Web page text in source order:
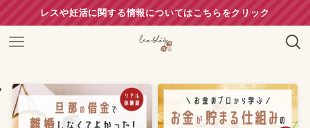
レスや妊活に関する情報についてはこちらをクリック